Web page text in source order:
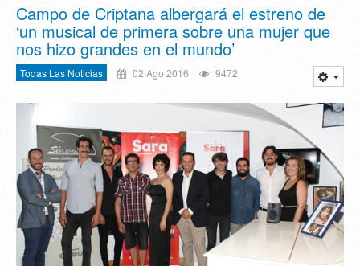
Campo de Criptana albergará el estreno de
‘un musical de primera sobre una mujer que
nos hizo grandes en el mundo’
Todas Las Noticias 02 Ago 2016 9472